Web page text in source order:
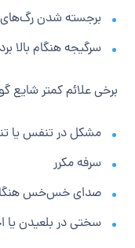
برجسته شدن
سرگیجه هنگام بالا
برخی علائم کمتر شایع
مشکل در تنفس یا
سرفه مکرر
صدای خس‌خس
سختی در بلعیدن